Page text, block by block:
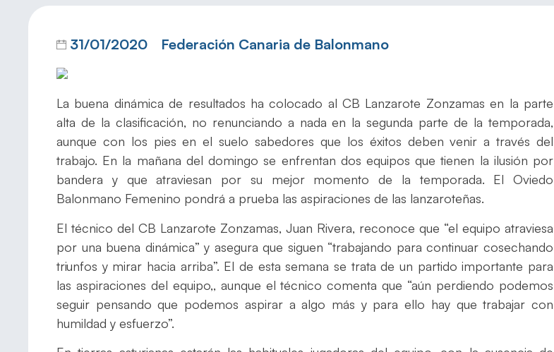
31/01/2020 Federación Canaria de Balonmano
La buena dinámica de resultados ha colocado al CB Lanzarote Zonzamas en la parte
alta de la clasificación, no renunciando a nada en la segunda parte de la temporada,
aunque con los pies en el suelo sabedores que los éxitos deben venir a través del
trabajo. En la mañana del domingo se enfrentan dos equipos que tienen la ilusión por
bandera y que atraviesan por su mejor momento de la temporada. El Oviedo
Balonmano Femenino pondrá a prueba las aspiraciones de las lanzaroteñas.
El técnico del CB Lanzarote Zonzamas, Juan Rivera, reconoce que “el equipo atraviesa
por una buena dinámica” y asegura que siguen “trabajando para continuar cosechando
triunfos y mirar hacia arriba”. El de esta semana se trata de un partido importante para
las aspiraciones del equipo,, aunque el técnico comenta que “aún perdiendo podemos
seguir pensando que podemos aspirar a algo más y para ello hay que trabajar con
humildad y esfuerzo”.